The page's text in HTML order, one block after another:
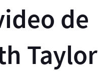
de
Taylor